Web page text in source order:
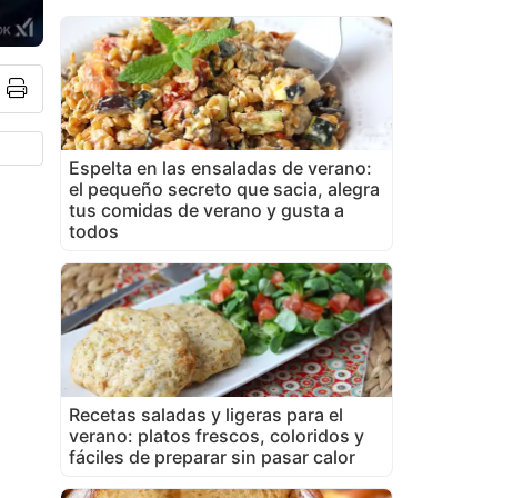
Espelta en las ensaladas de verano:
el pequeño secreto que sacia, alegra
tus comidas de verano y gusta a
todos
Recetas saladas y ligeras para el
verano: platos frescos, coloridos y
fáciles de preparar sin pasar calor